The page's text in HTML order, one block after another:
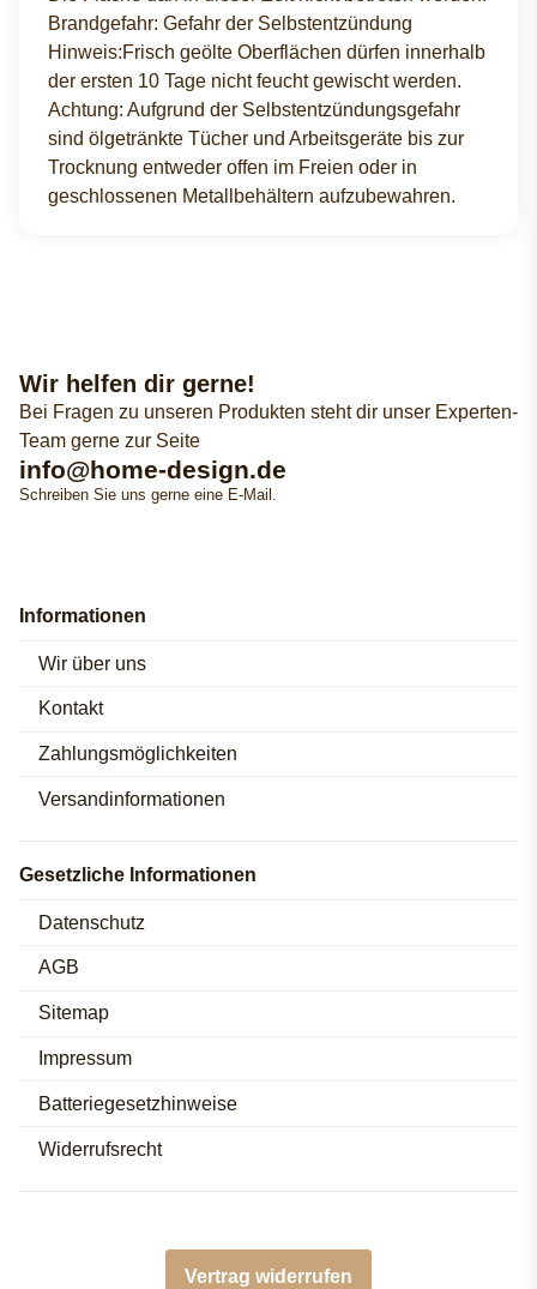
Brandgefahr: Gefahr der Selbstentzündung
Hinweis:Frisch geölte Oberflächen dürfen innerhalb
der ersten 10 Tage nicht feucht gewischt werden.
Achtung: Aufgrund der Selbstentzündungsgefahr
sind ölgetränkte Tücher und Arbeitsgeräte bis zur
Trocknung entweder offen im Freien oder in
geschlossenen Metallbehältern aufzubewahren.
Wir helfen dir gerne!
Bei Fragen zu unseren Produkten steht dir unser Experten-
Team gerne zur Seite
info@home-design.de
Schreiben Sie uns gerne eine E-Mail.
Informationen
Wir über uns
Kontakt
Zahlungsmöglichkeiten
Versandinformationen
Gesetzliche Informationen
Datenschutz
AGB
Sitemap
Impressum
Batteriegesetzhinweise
Widerrufsrecht
Vertrag widerrufen